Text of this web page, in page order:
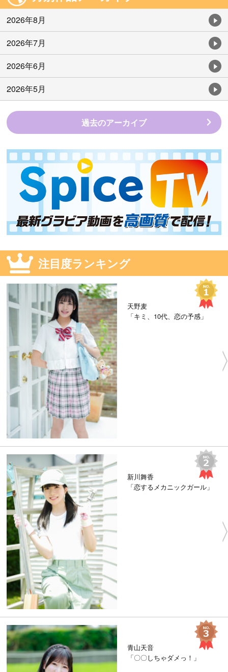
2026年8月
2026年7月
2026年6月
2026年5月
過去のアーカイブ
注目度ランキング
天野麦
「キミ、10代、恋の予感」
新川舞香
「恋するメカニックガール」
青山天音
「〇〇しちゃダメっ！」